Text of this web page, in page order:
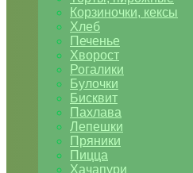
Корзиночки, кексы
Хлеб
Печенье
Хворост
Рогалики
Булочки
Бисквит
Пахлава
Лепешки
Пряники
Пицца
Хачапури